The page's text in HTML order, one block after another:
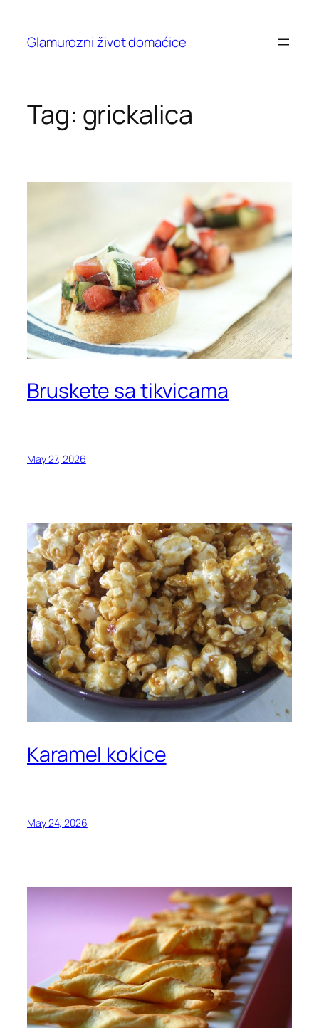
content
Glamurozni život domaćice
Tag: grickalica
Bruskete sa tikvicama
May 27, 2026
Karamel kokice
May 24, 2026